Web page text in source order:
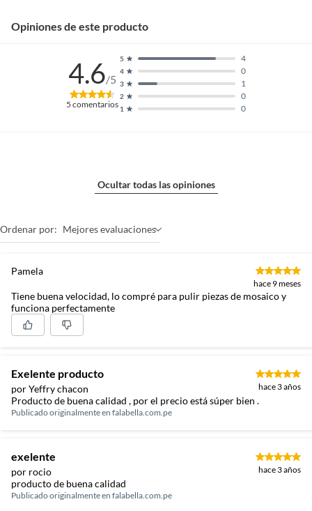
Opiniones de este producto
4.6/5
5 comentarios 1 0
2 0
3 1
4 0
5 4
Ocultar todas las opiniones
Ordenar por: Mejores evaluaciones
Pamela
hace 9 meses
Tiene buena velocidad, lo compré para pulir piezas de mosaico y
funciona perfectamente
Exelente producto
por Yeffry chacon hace 3 años
Producto de buena calidad , por el precio está súper bien .
Publicado originalmente en falabella.com.pe
exelente
por rocio hace 3 años
producto de buena calidad
Publicado originalmente en falabella.com.pe